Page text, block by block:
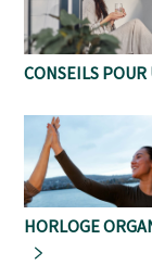
CONSEILS POUR
HORLOGE